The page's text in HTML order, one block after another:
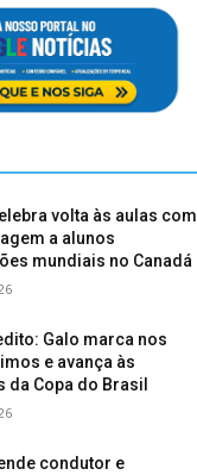
volta às aulas com
a alunos
mundiais no Canadá
Galo marca nos
e avança às
da Copa do Brasil
condutor e